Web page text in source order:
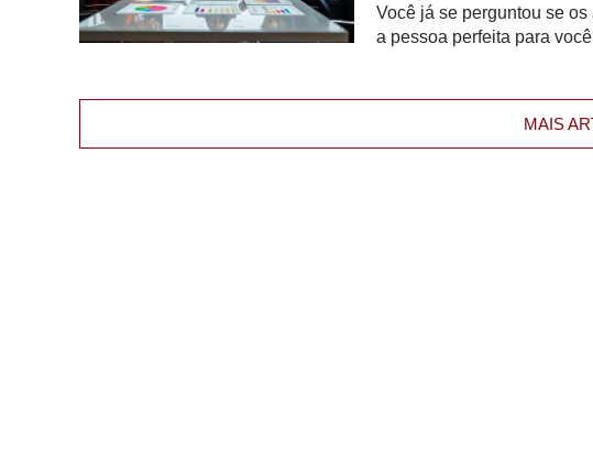
Você já se perguntou se
a pessoa perfeita para
MAIS